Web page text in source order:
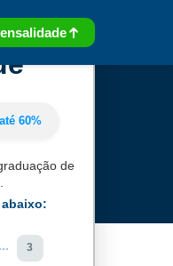
60%
de
3